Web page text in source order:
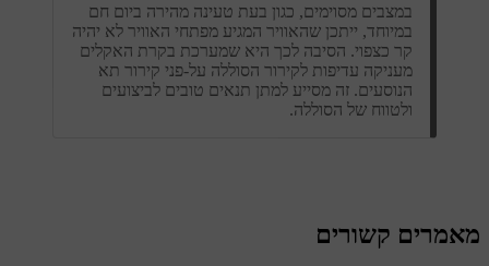
במצבים מסוימים, כגון בעת טעינה מהירה ביום חם
במיוחד, ייתכן שהאוויר המגיע מפתחי האוויר לא יהיה
קר כצפוי. הסיבה לכך היא שמערכת בקרת האקלים
מעניקה עדיפות לקירור הסוללה על-פני קירור תא
הנוסעים. זה מסייע למתן תנאים טובים לביצועים
ולטווח של הסוללה.
מאמרים קשורים